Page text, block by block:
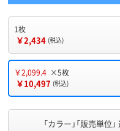
1枚
￥2,434 (税込)
￥2,099.4 ×5枚
￥10,497 (税込)
「カラー」「販売単位